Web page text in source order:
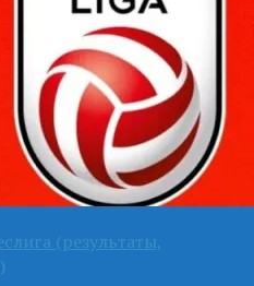
(результаты,